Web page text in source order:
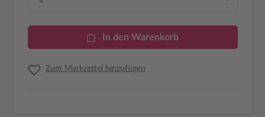
In den Warenkorb
Zum Merkzettel hinzufügen